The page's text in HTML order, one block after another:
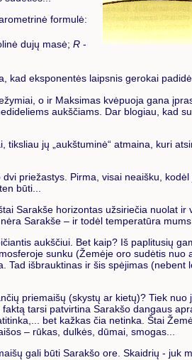
formulė:
dujų masė; R-
kad eksponentės laipsnis gerokai
o ir Maksimas kvėpuoja gana
aukščiams. Dar blogiau, kad
jų „aukštuminė“ atmaina, kuri
priežastys. Pirma, visai neaišku,
būti...
Sarakše horizontas užsiriečia nuolat ir
Sarakše – ir todėl temperatūra mums
aukščiui. Bet kaip? Iš paplitusių
sunku (Žemėje oro sudėtis nuo
išbrauktinas ir šis spėjimas (nebent
priemaišų (skystų ar kietų)? Tiek nuo
tarsi patvirtina Sarakšo dangaus
bet kažkas čia netinka. Štai
– rūkas, dulkės, dūmai, smogas...
gali būti Sarakšo ore. Skaidrių - juk